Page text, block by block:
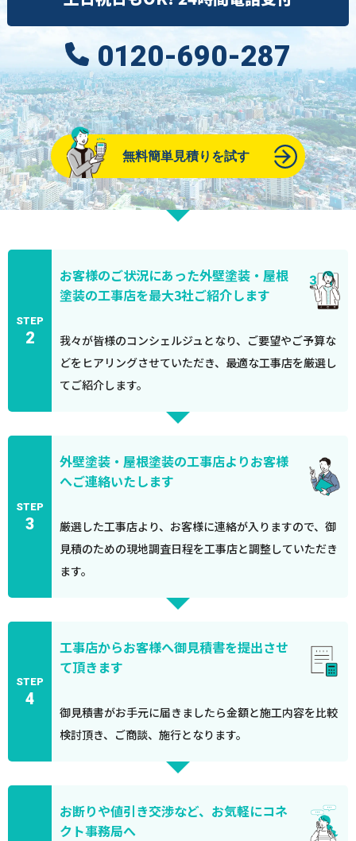
0120-690-287
無料簡単見積りを試す
STEP
2
お客様のご状況にあった外壁塗装・屋根
塗装の工事店を最大3社ご紹介します
我々が皆様のコンシェルジュとなり、ご要望やご予算な
どをヒアリングさせていただき、最適な工事店を厳選し
てご紹介します。
STEP
3
外壁塗装・屋根塗装の工事店よりお客様
へご連絡いたします
厳選した工事店より、お客様に連絡が入りますので、御
見積のための現地調査日程を工事店と調整していただき
ます。
STEP
4
工事店からお客様へ御見積書を提出させ
て頂きます
御見積書がお手元に届きましたら金額と施工内容を比較
検討頂き、ご商談、施行となります。
お断りや値引き交渉など、お気軽にコネ
クト事務局へ